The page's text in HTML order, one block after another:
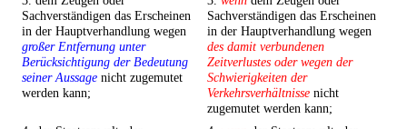
Sachverständigen das Erscheinen
in der Hauptverhandlung wegen
großer Entfernung unter
Berücksichtigung der Bedeutung
seiner Aussage nicht zugemutet
werden kann;
Sachverständigen das Erscheinen
in der Hauptverhandlung wegen
des damit verbundenen
Zeitverlustes oder wegen der
Schwierigkeiten der
Verkehrsverhältnisse nicht
zugemutet werden kann;